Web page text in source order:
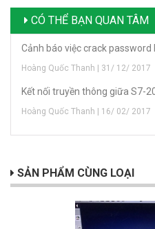
CÓ THỂ BẠN QUAN TÂM
Cảnh báo việc crack password
Hoàng Quốc Thanh | 31/ 12/ 2017
Kết nối truyền thông giữa S7-
Hoàng Quốc Thanh | 16/ 02/ 2017
SẢN PHẨM CÙNG LOẠI